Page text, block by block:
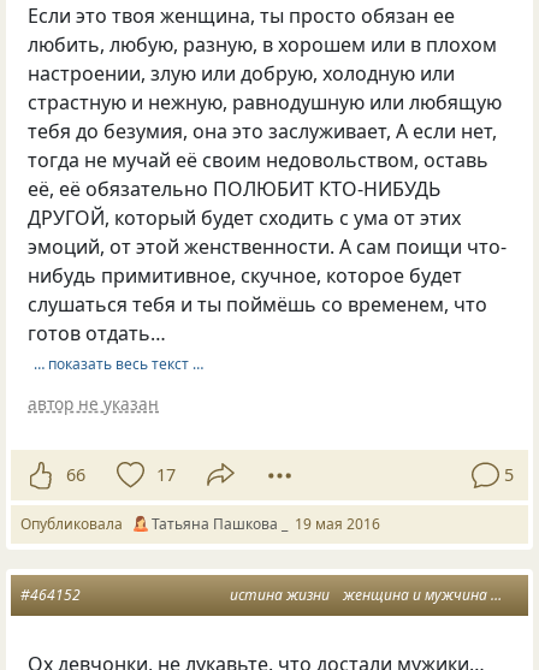
Если это твоя женщина, ты просто обязан ее
любить, любую, разную, в хорошем или в плохом
настроении, злую или добрую, холодную или
страстную и нежную, равнодушную или любящую
тебя до безумия, она это заслуживает, А если нет,
тогда не мучай её своим недовольством, оставь
её, её обязательно ПОЛЮБИТ КТО-НИБУДЬ
ДРУГОЙ, который будет сходить с ума от этих
эмоций, от этой женственности. А сам поищи что-
нибудь примитивное, скучное, которое будет
слушаться тебя и ты поймёшь со временем, что
готов отдать…
… показать весь текст …
автор не указан
66 17 5
Опубликовала Татьяна Пашкова _ 19 мая 2016
истина жизни женщина и мужчина
#464152
Ох девчонки, не лукавьте. что достали мужики…